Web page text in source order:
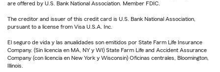
are offered by U.S. Bank National Association. Member FDIC.
The creditor and issuer of this credit card is U.S. Bank National Association,
pursuant to a license from Visa U.S.A. Inc.
El seguro de vida y las anualidades son emitidos por State Farm Life Insurance
Company. (Sin licencia en MA, NY y WI) State Farm Life and Accident Assurance
Company (con licencia en New York y Wisconsin) Oficinas centrales, Bloomington,
Illinois.